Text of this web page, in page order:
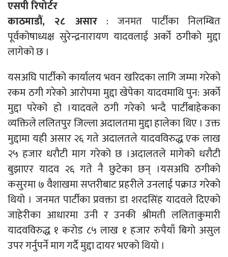
एसपी रिपोर्टर
काठमाडौं, २८ असार: जनमत पार्टीका निलम्बित
पूर्वकोषाध्यक्ष सुरेन्द्रनारायण यादवलाई अर्को ठगीको मुद्दा
लागेको छ ।
यसअघि पार्टीको कार्यालय भवन खरिदका लागि जम्मा गरेको
रकम ठगी गरेको आरोपमा मुद्दा खेपेका यादवमाथि पुन: अर्को
मुद्दा परेको हो ।यादवले ठगी गरेको भन्दै पार्टीबाहेकका
व्यक्तिले ललितपुर जिल्ला अदालतमा मुद्दा हालेका थिए । उक्त
मुद्दामा यही असार २६ गते अदालतले यादवविरुद्ध एक लाख
२५ हजार धरौटी माग गरेको छ ।अदालतले मागेको धरौटी
बुझाएर यादव २६ गते नै छुटेका छन् ।यसअघि ठगीको
कसुरमा ७ वैशाखमा सप्तरीबाट प्रहरीलेउनलाई पक्राउ गरेको
थियो । जनमत पार्टीका प्रवक्ता डा शरदसिंह यादवले दिएको
जाहेरीका आधारमा उनी र उनकी श्रीमती ललिताकुमारी
यादवविरुद्ध १ करोड ८५ लाख १ हजार रुपैयाँ बिगो असुल
उपर गर्नुपर्ने माग गर्दै मुद्दा दायर भएको थियो ।